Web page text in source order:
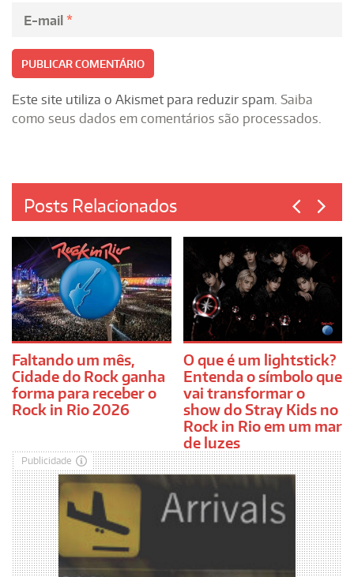
E-mail *
Este site utiliza o Akismet para reduzir spam. Saiba
como seus dados em comentários são processados.
Posts Relacionados
Faltando um mês,
Cidade do Rock ganha
forma para receber o
Rock in Rio 2026
O que é um lightstick?
Entenda o símbolo que
vai transformar o
show do Stray Kids no
Rock in Rio em um mar
de luzes
Publicidade